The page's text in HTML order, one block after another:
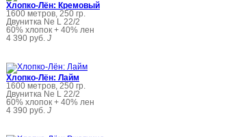
Хлопко-Лён: Кремовый
1600 метров, 250 гр.
Двунитка Ne L 22/2
60% хлопок + 40% лен
4 390 руб. J
Хлопко-Лён: Лайм
1600 метров, 250 гр.
Двунитка Ne L 22/2
60% хлопок + 40% лен
4 390 руб. J